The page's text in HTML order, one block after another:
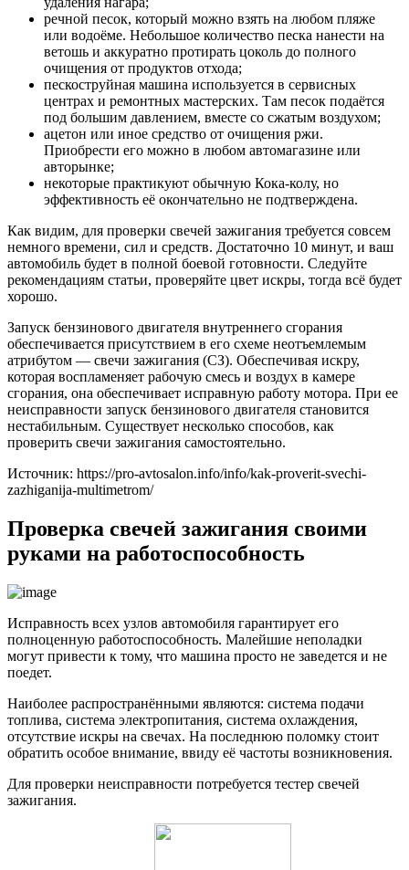
речной песок, который можно взять на любом пляже
или водоёме. Небольшое количество песка нанести на
ветошь и аккуратно протирать цоколь до полного
очищения от продуктов отхода;
пескоструйная машина используется в сервисных
центрах и ремонтных мастерских. Там песок подаётся
под большим давлением, вместе со сжатым воздухом;
ацетон или иное средство от очищения ржи.
Приобрести его можно в любом автомагазине или
авторынке;
некоторые практикуют обычную Кока-колу, но
эффективность её окончательно не подтверждена.
Как видим, для проверки свечей зажигания требуется совсем
немного времени, сил и средств. Достаточно 10 минут, и ваш
автомобиль будет в полной боевой готовности. Следуйте
рекомендациям статьи, проверяйте цвет искры, тогда всё будет
хорошо.
Запуск бензинового двигателя внутреннего сгорания
обеспечивается присутствием в его схеме неотъемлемым
атрибутом — свечи зажигания (СЗ). Обеспечивая искру,
которая воспламеняет рабочую смесь и воздух в камере
сгорания, она обеспечивает исправную работу мотора. При ее
неисправности запуск бензинового двигателя становится
нестабильным. Существует несколько способов, как
проверить свечи зажигания самостоятельно.
Источник: https://pro-avtosalon.info/info/kak-proverit-svechi-
zazhiganija-multimetrom/
Проверка свечей зажигания своими
руками на работоспособность
Исправность всех узлов автомобиля гарантирует его
полноценную работоспособность. Малейшие неполадки
могут привести к тому, что машина просто не заведется и не
поедет.
Наиболее распространёнными являются: система подачи
топлива, система электропитания, система охлаждения,
отсутствие искры на свечах. На последнюю поломку стоит
обратить особое внимание, ввиду её частоты возникновения.
Для проверки неисправности потребуется тестер свечей
зажигания.